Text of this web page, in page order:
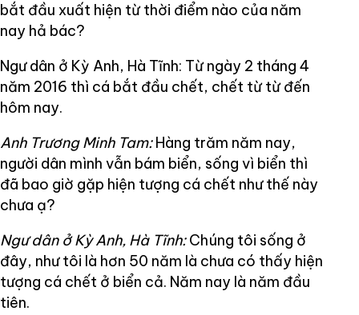
bắt đầu xuất hiện từ thời điểm nào của năm
nay hả bác?
Ngư dân ở Kỳ Anh, Hà Tĩnh: Từ ngày 2 tháng 4
năm 2016 thì cá bắt đầu chết, chết từ từ đến
hôm nay.
Anh Trương Minh Tam:Hàng trăm năm nay,
người dân mình vẫn bám biển, sống vì biển thì
đã bao giờ gặp hiện tượng cá chết như thế này
chưa ạ?
Ngư dân ở Kỳ Anh, Hà Tĩnh:Chúng tôi sống ở
đây, như tôi là hơn 50 năm là chưa có thấy hiện
tượng cá chết ở biển cả. Năm nay là năm đầu
tiên.